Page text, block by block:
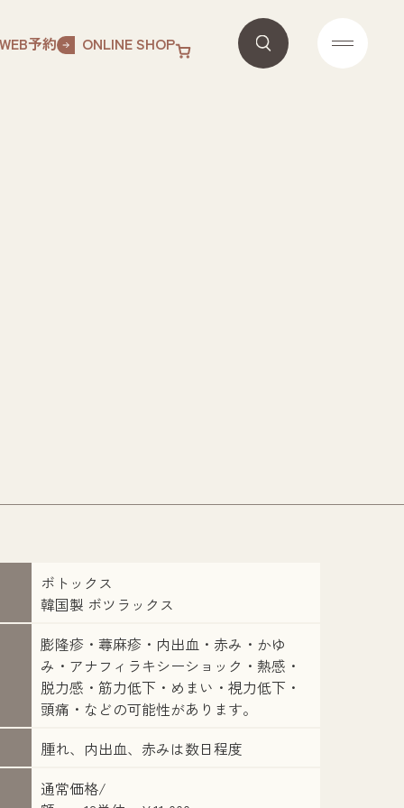
WEB予約 ONLINE SHOP
ボトックス
韓国製 ボツラックス
膨隆疹・蕁麻疹・内出血・赤み・かゆ
み・アナフィラキシーショック・熱感・
脱力感・筋力低下・めまい・視力低下・
頭痛・などの可能性があります。
腫れ、内出血、赤みは数日程度
通常価格/